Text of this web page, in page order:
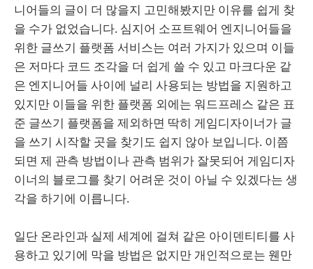
니어들의 글이 더 많을지 고민해봤지만 이유를 쉽게 찾
을 수가 없었습니다. 심지어 소프트웨어 엔지니어들을
위한 글쓰기 플랫폼 서비스는 여러 가지가 있으며 이들
은 저마다 코드 조각을 더 쉽게 쓸 수 있고 마크다운 같
은 엔지니어들 사이에 널리 사용되는 방법을 지원하고
있지만 이들을 위한 플랫폼 외에는 워드프레스 같은 표
준 글쓰기 플랫폼을 제외하면 딱히 게임디자이너가 글
을 쓰기 시작할 곳을 찾기도 쉽지 않아 보입니다. 이쯤
되면 제 관측 방법이나 관측 범위가 잘못되어 게임디자
이너의 블로그를 찾기 어려운 것이 아닐 수 있겠다는 생
각을 하기에 이릅니다.
일단 온라인과 실제 세계에 걸쳐 같은 아이덴티티를 사
용하고 있기에 막을 방법은 없지만 개인적으로는 웬만